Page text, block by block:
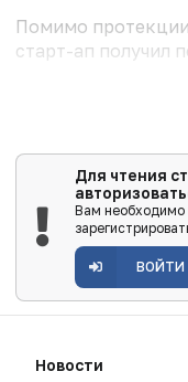
Помимо
старт-ап получил
Для чтения
Вам необходимо
ВОЙТИ
Новости